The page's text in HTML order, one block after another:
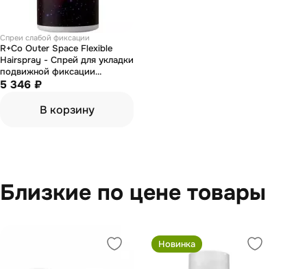
Спреи слабой фиксации
R+Co Outer Space Flexible
Hairspray - Спрей для укладки
подвижной фиксации
"галактика" 315 мл
5 346 ₽
В корзину
Близкие по цене товары
Новинка